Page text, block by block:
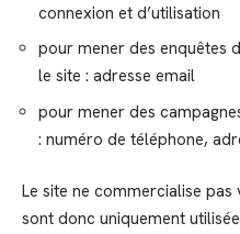
connexion et d’utilisation
pour mener des enquêtes
le site : adresse email
pour mener des
: numéro de téléphone,
Le site ne commercialise
sont donc uniquement